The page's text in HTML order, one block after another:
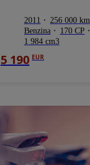
2011
256 000 km
Benzina
170 CP
1 984 cm3
5 190 EUR